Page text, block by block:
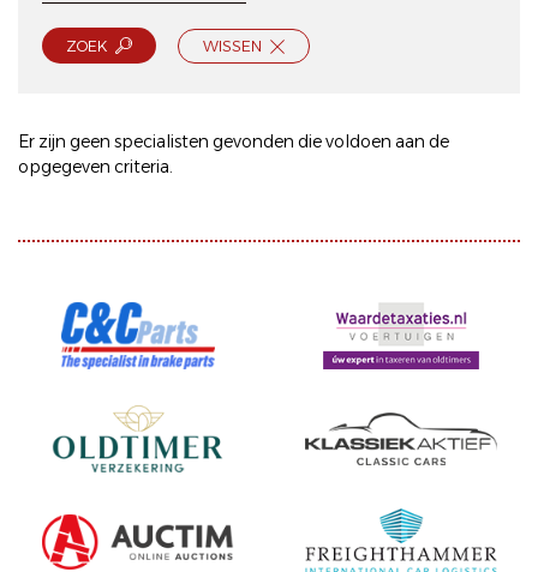
ZOEK WISSEN
Er zijn geen specialisten gevonden die voldoen aan de
opgegeven criteria.